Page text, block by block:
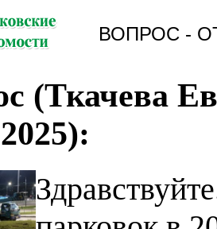
ВОПРОС -
(Ткачева
):